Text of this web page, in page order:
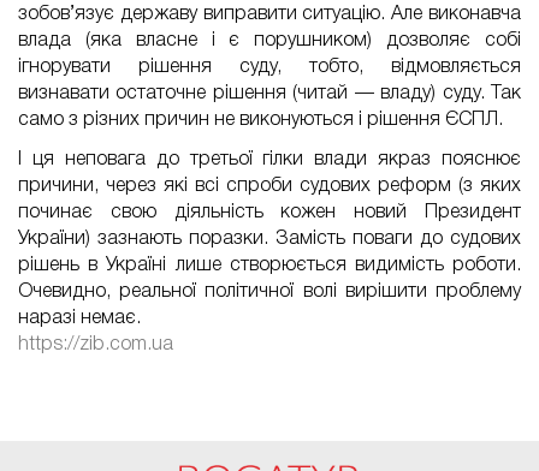
зобов’язує державу виправити ситуацію. Але виконавча
влада (яка власне і є порушником) дозволяє собі
ігнорувати рішення суду, тобто, відмовляється
визнавати остаточне рішення (читай — владу) суду. Так
само з різних причин не виконуються і рішення ЄСПЛ.
І ця неповага до третьої гілки влади якраз пояснює
причини, через які всі спроби судових реформ (з яких
починає свою діяльність кожен новий Президент
України) зазнають поразки. Замість поваги до судових
рішень в Україні лише створюється видимість роботи.
Очевидно, реальної політичної волі вирішити проблему
наразі немає.
https://zib.com.ua